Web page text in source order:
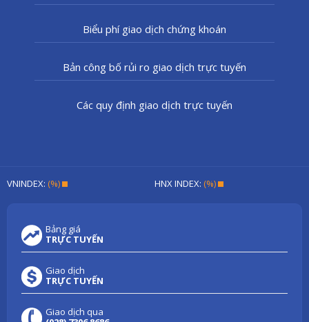
Biểu phí giao dịch chứng khoán
Bản công bố rủi ro giao dịch trực tuyến
Các quy định giao dịch trực tuyến
VNINDEX: (%) HNX INDEX: (%)
Bảng giá
TRỰC TUYẾN
Giao dịch
TRỰC TUYẾN
Giao dịch qua